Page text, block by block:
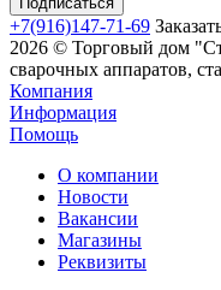
+7(916)147-71-69
2026 © Торговый дом
сварочных аппаратов,
Компания
Информация
Помощь
О компании
Новости
Вакансии
Магазины
Реквизиты